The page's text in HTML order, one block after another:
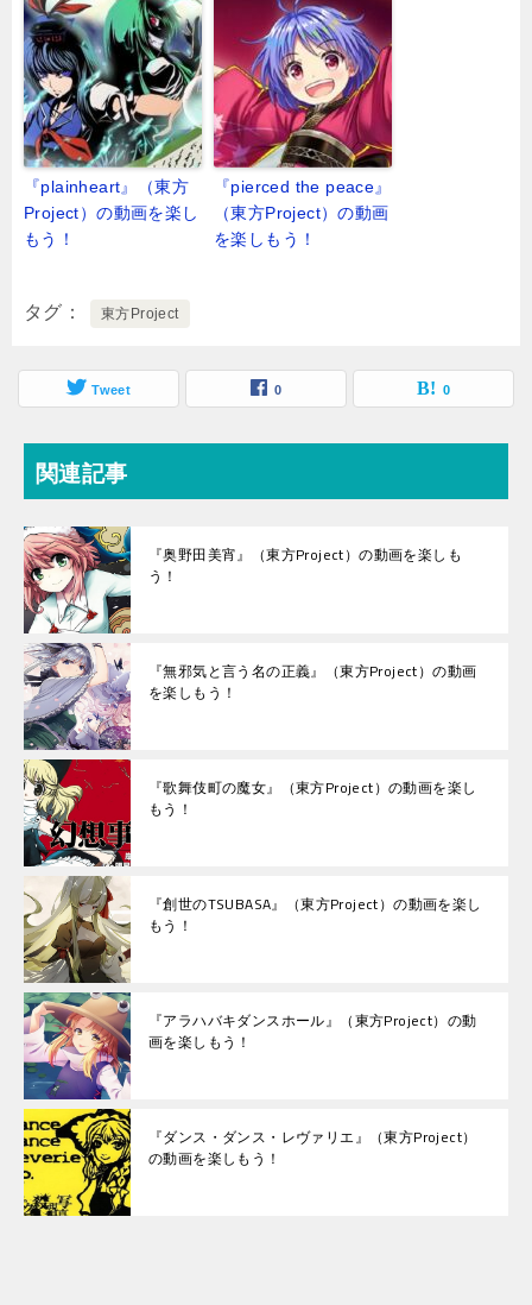
『plainheart』（東方
Project）の動画を楽し
もう！
『pierced the peace』
（東方Project）の動画
を楽しもう！
タグ 東方Project
Tweet 0 0
関連記事
『奥野田美宵』（東方Project）の動画を楽しも
う！
『無邪気と言う名の正義』（東方Project）の動画
を楽しもう！
『歌舞伎町の魔女』（東方Project）の動画を楽し
もう！
『創世のTSUBASA』（東方Project）の動画を楽し
もう！
『アラハバキダンスホール』（東方Project）の動
画を楽しもう！
『ダンス・ダンス・レヴァリエ』（東方Project）
の動画を楽しもう！